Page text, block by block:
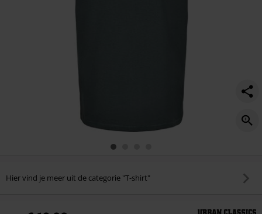
Hier vind je meer uit de categorie "T-shirt"